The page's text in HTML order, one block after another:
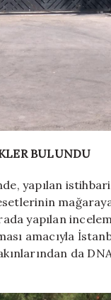
BULUNDU
yapılan
yapılan
amacıyla
da